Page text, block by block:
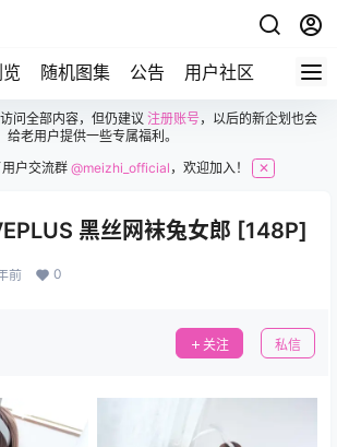
随机图集 公告 用户社区
问全部内容，但仍建议 注册账号，以后的新企划也会
给老用户提供一些专属福利。
用户交流群@meizhi_official ，欢迎加入！ ✕
黑丝网袜兔女郎 [148P]
前 0
关注 私信